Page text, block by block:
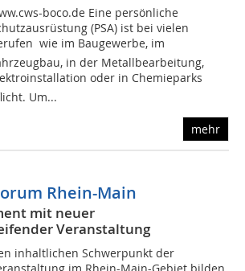
boco.de Eine persönliche
(PSA) ist bei vielen
 wie im Baugewerbe, im
in der Metallbearbeitung,
oder in Chemieparks 
Um...
mehr
Rhein-Main
mit neuer
Veranstaltung
inhaltlichen Schwerpunkt der